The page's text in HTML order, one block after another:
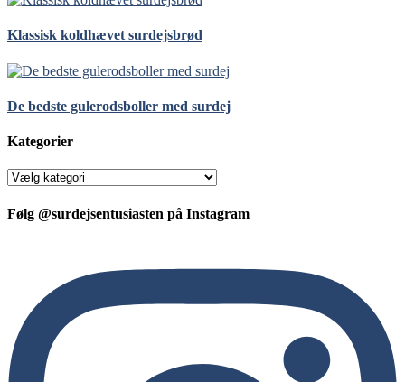
Klassisk koldhævet surdejsbrød
De bedste gulerodsboller med surdej
Kategorier
Kategorier
Følg @surdejsentusiasten på Instagram